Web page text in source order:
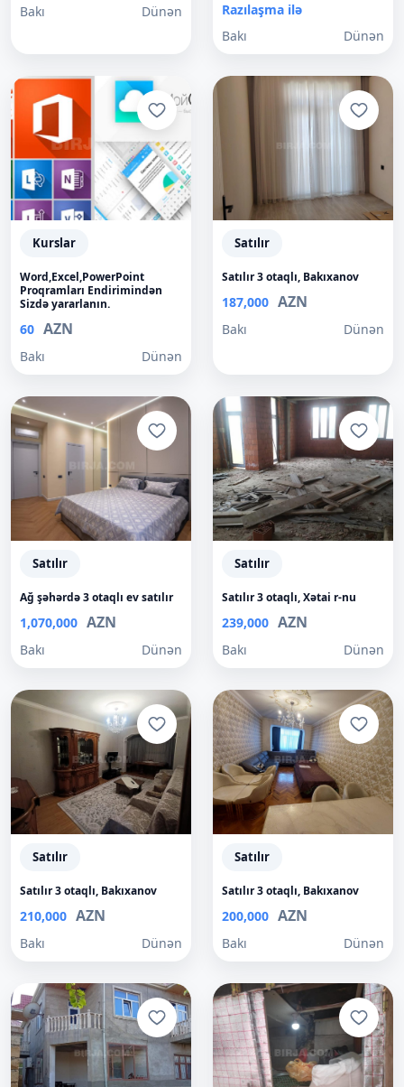
Bakı Dünən
Razılaşma ilə
Bakı
Dünən
Kurslar
Word,Excel,PowerPoint
Proqramları Endirimindən
Sizdə yararlanın.
60 AZN
Bakı Dünən
Satılır
Satılır 3 otaqlı, Bakıxanov
187,000 AZN
Bakı Dünən
Satılır
Ağ şəhərdə 3 otaqlı ev satılır
1,070,000 AZN
Bakı Dünən
Satılır
Satılır 3 otaqlı, Xətai r-nu
239,000 AZN
Bakı Dünən
Satılır
Satılır 3 otaqlı, Bakıxanov
210,000 AZN
Bakı Dünən
Satılır
Satılır 3 otaqlı, Bakıxanov
200,000 AZN
Bakı Dünən